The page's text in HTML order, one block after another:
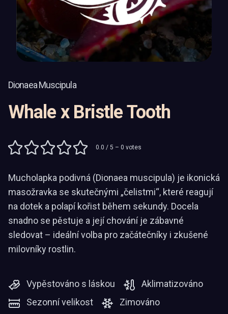
Dionaea Muscipula
Whale x Bristle Tooth
0.0 / 5 – 0 votes
Mucholapka podivná (Dionaea muscipula) je ikonická
masožravka se skutečnými „čelistmi“, které reagují
na dotek a polapí kořist během sekundy. Docela
snadno se pěstuje a její chování je zábavné
sledovat – ideální volba pro začátečníky i zkušené
milovníky rostlin.
Vypěstováno s láskou
Aklimatizováno
Sezonní velikost
Zimováno